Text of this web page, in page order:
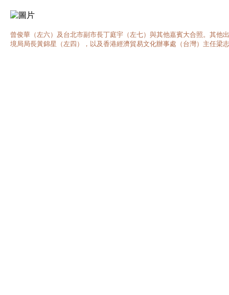
曾俊華（左六）及台北市副市長丁庭宇（左七）與其他嘉賓大合照。其
境局局長黃錦星（左四），以及香港經濟貿易文化辦事處（台灣）主任梁